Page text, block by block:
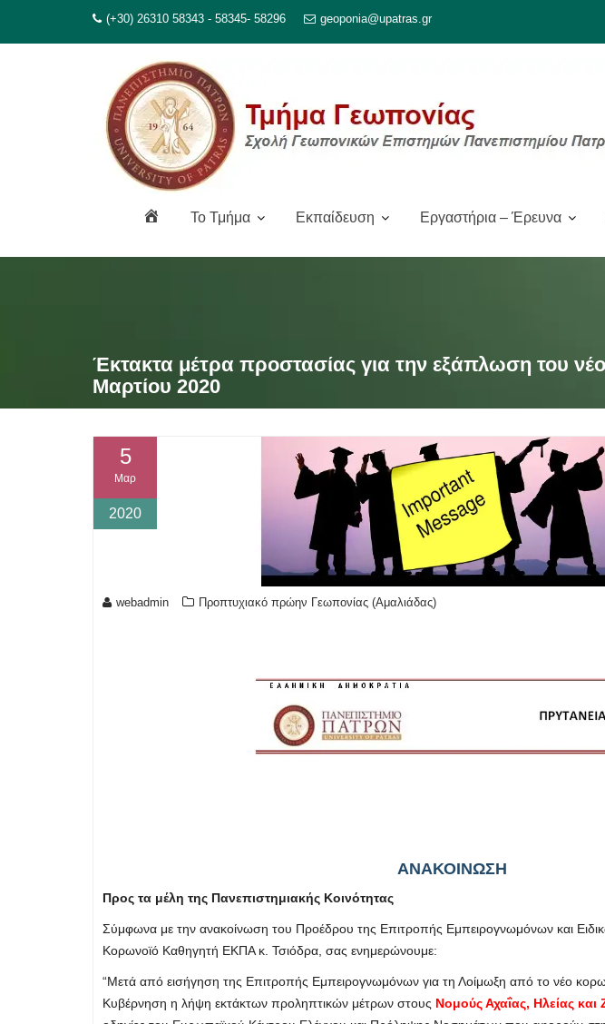
(+30) 26310 58343 - 58345- 58296 geoponia@upatras.gr
To Τμήμα Εκπαίδευση Εργαστήρια – Έρευνα
Έκτακτα μέτρα προστασίας για την εξάπλωση του
Μαρτίου 2020
5
Μαρ
2020
webadmin Προπτυχιακό πρώην Γεωπονίας (Αμαλιάδας)
ΑΝΑΚΟΙΝΩΣΗ
Προς τα μέλη της Πανεπιστημιακής Κοινότητας
Σύμφωνα με την ανακοίνωση του Προέδρου της Επιτροπής Εμπειρογνωμόνων και
Κορωνοϊό Καθηγητή ΕΚΠΑ κ. Τσιόδρα, σας ενημερώνουμε:
“Μετά από εισήγηση της Επιτροπής Εμπειρογνωμόνων για τη Λοίμωξη από το νέο
Κυβέρνηση η λήψη εκτάκτων προληπτικών μέτρων στους Νομούς Αχαΐας, Ηλείας και